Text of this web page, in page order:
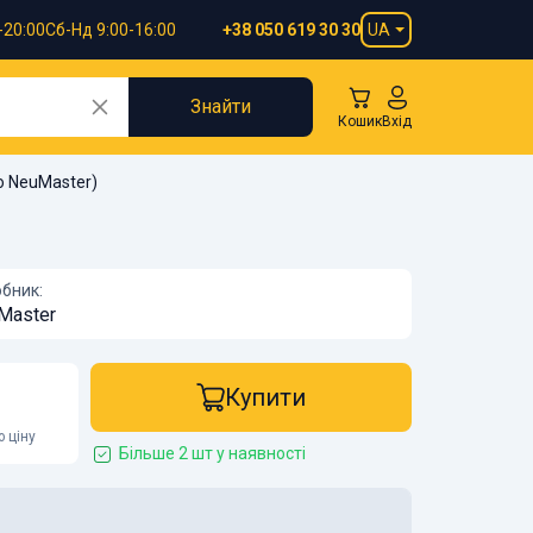
Сб-Нд 9:00-16:00 +38 050 619 30 30 UA
Знайти
КошикВхід
NeuMaster)
ціну
Купити
Більше 2 шт у наявності